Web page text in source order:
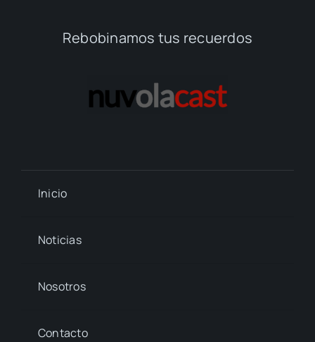
Rebobinamos tus recuerdos
Inicio
Noticias
Nosotros
Contacto